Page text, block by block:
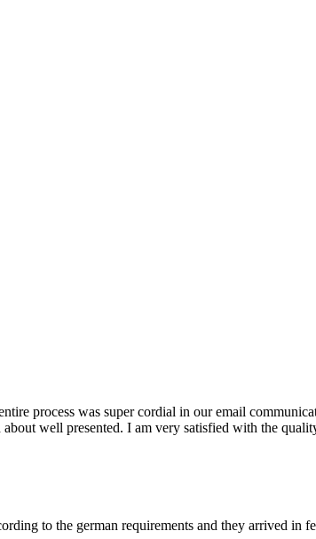
process was super cordial in our email
well presented. I am very satisfied with the
to the german requirements and they arrived in